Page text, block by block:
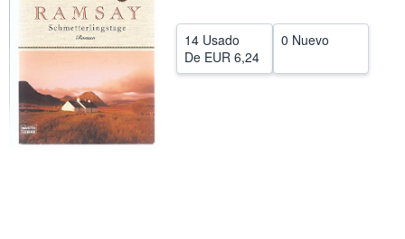
Ayuda
CERRAR
14 Usado
De EUR 6,24
0 Nuevo